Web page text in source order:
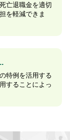
亡退職金を適切
を軽減できま
特例を活用する
することによっ